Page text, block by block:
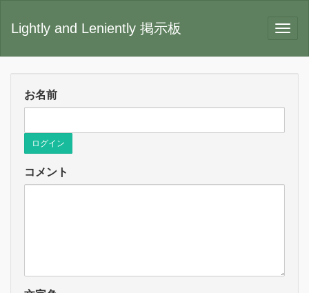
Lightly and Leniently 掲示板
お名前
ログイン
コメント